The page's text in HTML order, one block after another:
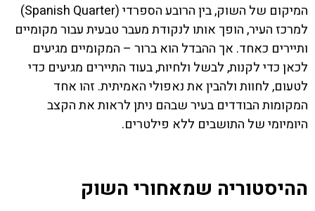
המיקום של השוק, בין הרובע הספרדי (Spanish Quarter)
למרכז העיר, הופך אותו לנקודת מעבר טבעית עבור מקומיים
ותיירים כאחד. אך ההבדל הוא ברור – המקומיים מגיעים
לכאן כדי לקנות, לבשל ולחיות, בעוד התיירים מגיעים כדי
לטעום, לחוות ולהבין את נאפולי האמיתית. זהו אחד
המקומות הבודדים בעיר שבהם ניתן לראות את הקצב
היומיומי של התושבים ללא פילטרים.
ההיסטוריה שמאחורי השוק